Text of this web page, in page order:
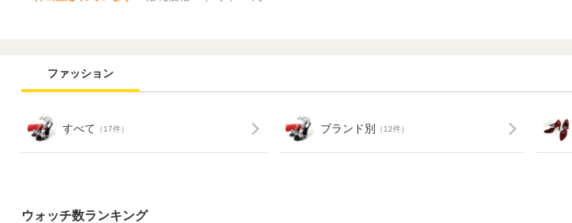
ファッション
すべて （17件） ブランド別 （12件）
ウォッチ数ランキング